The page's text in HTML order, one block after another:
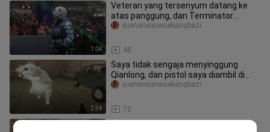
1:04
Veteran yang tersenyum datang ke
atas panggung, dan Terminator
gemetar ketika dia melihatnya
48
yuenanxiaoxuekangbazi
2:54
Saya tidak sengaja menyinggung
Qianlong, dan pistol saya diambil di
ronde kedua
72
yuenanxiaoxuekangbazi